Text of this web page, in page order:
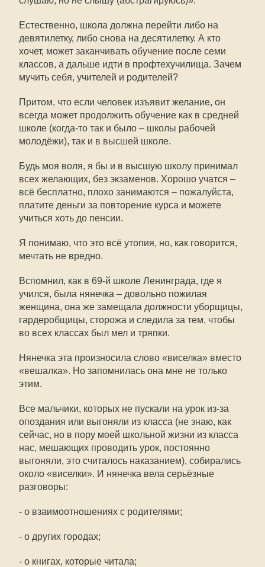
Естественно, школа должна перейти либо на
девятилетку, либо снова на десятилетку. А кто
хочет, может заканчивать обучение после семи
классов, а дальше идти в профтехучилища. Зачем
мучить себя, учителей и родителей?
Притом, что если человек изъявит желание, он
всегда может продолжить обучение как в средней
школе (когда-то так и было – школы рабочей
молодёжи), так и в высшей школе.
Будь моя воля, я бы и в высшую школу принимал
всех желающих, без экзаменов. Хорошо учатся –
всё бесплатно, плохо занимаются – пожалуйста,
платите деньги за повторение курса и можете
учиться хоть до пенсии.
Я понимаю, что это всё утопия, но, как говорится,
мечтать не вредно.
Вспомнил, как в 69-й школе Ленинграда, где я
учился, была нянечка – довольно пожилая
женщина, она же замещала должности уборщицы,
гардеробщицы, сторожа и следила за тем, чтобы
во всех классах был мел и тряпки.
Нянечка эта произносила слово «виселка» вместо
«вешалка». Но запомнилась она мне не только
этим.
Все мальчики, которых не пускали на урок из-за
опоздания или выгоняли из класса (не знаю, как
сейчас, но в пору моей школьной жизни из класса
нас, мешающих проводить урок, постоянно
выгоняли, это считалось наказанием), собирались
около «виселки». И нянечка вела серьёзные
разговоры:
- о взаимоотношениях с родителями;
- о других городах;
- о книгах, которые читала;